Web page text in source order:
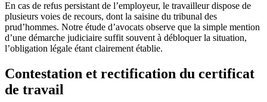
En cas de refus persistant de l’employeur, le travailleur dispose de
plusieurs voies de recours, dont la saisine du tribunal des
prud’hommes. Notre étude d’avocats observe que la simple mention
d’une démarche judiciaire suffit souvent à débloquer la situation,
l’obligation légale étant clairement établie.
Contestation et rectification du certificat
de travail